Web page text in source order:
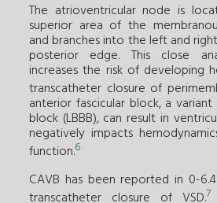
The atrioventricular node is
superior area of the
and branches into the left and
posterior edge. This close
increases the risk of developing
transcatheter closure of
anterior fascicular block, a
block (LBBB), can result in
negatively impacts
function.6
CAVB has been reported in 0-
transcatheter closure of VSD.7